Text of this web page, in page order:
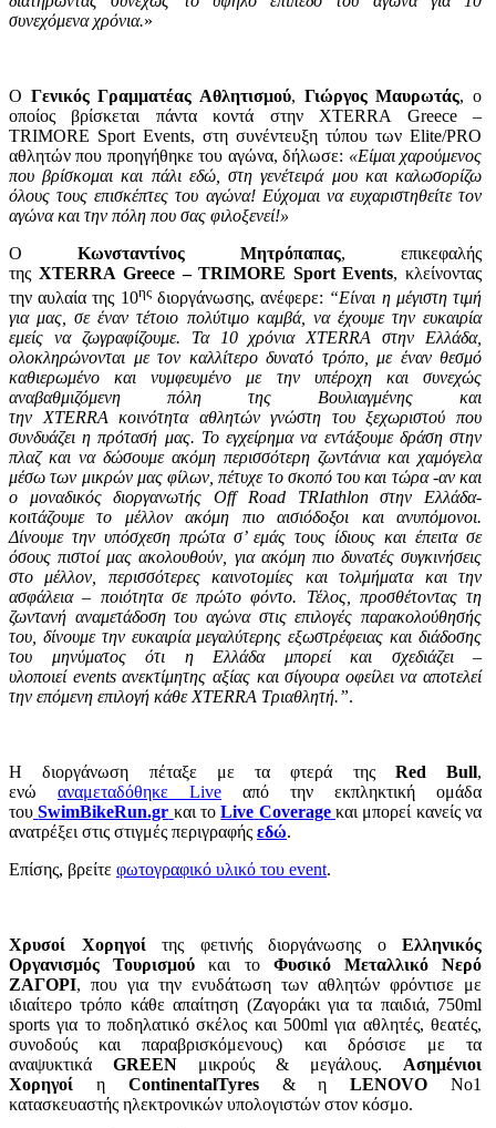
συνεχόμενα χρόνια.»
Ο Γενικός Γραμματέας Αθλητισμού, Γιώργος Μαυρωτάς, ο
οποίος βρίσκεται πάντα κοντά στην XTERRA Greece –
TRIMORE Sport Events, στη συνέντευξη τύπου των Elite/PRO
αθλητών που προηγήθηκε του αγώνα, δήλωσε: «Είμαι χαρούμενος
που βρίσκομαι και πάλι εδώ, στη γενέτειρά μου και καλωσορίζω
όλους τους επισκέπτες του αγώνα! Εύχομαι να ευχαριστηθείτε τον
αγώνα και την πόλη που σας φιλοξενεί!»
Ο Κωνσταντίνος Μητρόπαπας, επικεφαλής
της XTERRA Greece – TRIMORE Sport Events, κλείνοντας
την αυλαία της 10ηςδιοργάνωσης, ανέφερε: “Είναι η μέγιστη τιμή
για μας, σε έναν τέτοιο πολύτιμο καμβά, να έχουμε την ευκαιρία
εμείς να ζωγραφίζουμε. Τα 10 χρόνια XTERRA στην Ελλάδα,
ολοκληρώνονται με τον καλλίτερο δυνατό τρόπο, με έναν θεσμό
καθιερωμένο και νυμφευμένο με την υπέροχη και συνεχώς
αναβαθμιζόμενη πόλη της Βουλιαγμένης και
την XTERRA κοινότητα αθλητών γνώστη του ξεχωριστού που
συνδυάζει η πρότασή μας. Το εγχείρημα να εντάξουμε δράση στην
πλαζ και να δώσουμε ακόμη περισσότερη ζωντάνια και χαμόγελα
μέσω των μικρών μας φίλων, πέτυχε το σκοπό του και τώρα -αν και
ο μοναδικός διοργανωτής Off
Road
TRIathlon στην Ελλάδα-
κοιτάζουμε το μέλλον ακόμη πιο αισιόδοξοι και ανυπόμονοι.
Δίνουμε την υπόσχεση πρώτα σ’ εμάς τους ίδιους και έπειτα σε
όσους πιστοί μας ακολουθούν, για ακόμη πιο δυνατές συγκινήσεις
στο μέλλον, περισσότερες καινοτομίες και τολμήματα και την
ασφάλεια – ποιότητα σε πρώτο φόντο. Τέλος, προσθέτοντας τη
ζωντανή αναμετάδοση του αγώνα στις επιλογές παρακολούθησής
του, δίνουμε την ευκαιρία μεγαλύτερης εξωστρέφειας και διάδοσης
του μηνύματος ότι η Ελλάδα μπορεί και σχεδιάζει –
υλοποιεί events ανεκτίμητης αξίας και σίγουρα οφείλει να αποτελεί
την επόμενη επιλογή κάθε XTERRA Τριαθλητή.”.
Η διοργάνωση πέταξε με τα φτερά της Red Bull,
ενώ αναμεταδόθηκε Live από την εκπληκτική ομάδα
του SwimBikeRun.gr και τοLive Coverage και μπορεί κανείς να
ανατρέξει στις στιγμές περιγραφής εδώ.
Επίσης, βρείτε φωτογραφικό υλικό του event.
Χρυσοί Χορηγοίτης φετινής διοργάνωσης ο Ελληνικός
Οργανισμός Τουρισμού και το Φυσικό Μεταλλικό Νερό
ΖΑΓΟΡΙ, που για την ενυδάτωση των αθλητών φρόντισε με
ιδιαίτερο τρόπο κάθε απαίτηση (Ζαγοράκι για τα παιδιά, 750ml
sports για το ποδηλατικό σκέλος και 500ml για αθλητές, θεατές,
συνοδούς και παραβρισκόμενους) και δρόσισε με τα
αναψυκτικά GREEN μικρούς & μεγάλους. Ασημένιοι
Χορηγοί η ContinentalTyres& ηLENOVO Νο1
κατασκευαστής ηλεκτρονικών υπολογιστών στον κόσμο.